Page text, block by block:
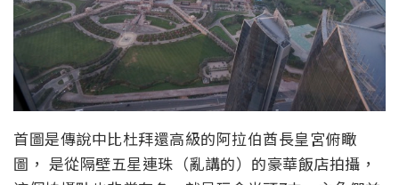
首圖是傳說中比杜拜還高級的阿拉伯酋長皇宮俯瞰
圖， 是從隔壁五星連珠（亂講的）的豪華飯店拍攝，